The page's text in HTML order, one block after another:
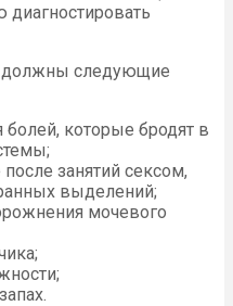
должны следующие
болей, которые бродят в
занятий сексом,
выделений;
мочевого